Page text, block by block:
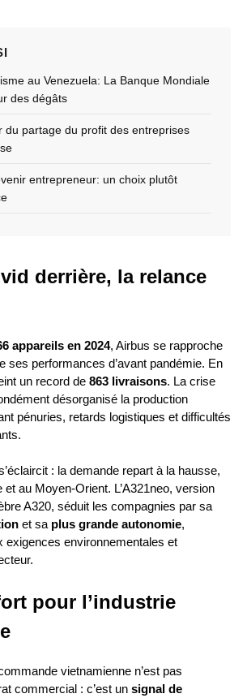
au Venezuela: La Banque Mondiale
des dégâts
du partage du profit des entreprises
entrepreneur: un choix plutôt
derrière, la relance
appareils en 2024, Airbus se rapproche
ses performances d’avant pandémie. En
un record de 863 livraisons. La crise
désorganisé la production
pénuries, retards logistiques et difficultés
: la demande repart à la hausse,
et au Moyen-Orient. L’A321neo, version
A320, séduit les compagnies par sa
et sa plus grande autonomie,
exigences environnementales et
pour l’industrie
vietnamienne n’est pas
commercial : c’est un signal de